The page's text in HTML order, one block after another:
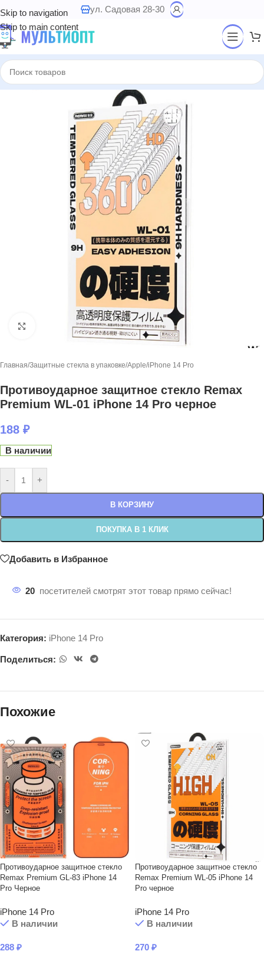
Skip to navigation
Skip to main content
ул. Садовая 28-30
Нажмите, чтобы увеличить
Главная/Защитные стекла в упаковке/Apple/iPhone 14 Pro
Противоударное защитное стекло Remax
Premium WL-01 iPhone 14 Pro черное
188 ₽
В наличии
- +
В КОРЗИНУ
ПОКУПКА В 1 КЛИК
Добавить в Избранное
20 посетителей смотрят этот товар прямо сейчас!
Категория: iPhone 14 Pro
Поделиться:
Похожие
Противоударное защитное стекло
Remax Premium GL-83 iPhone 14
Pro Черное
iPhone 14 Pro
В наличии
288 ₽
Противоударное защитное стекло
Remax Premium WL-05 iPhone 14
Pro черное
iPhone 14 Pro
В наличии
270 ₽